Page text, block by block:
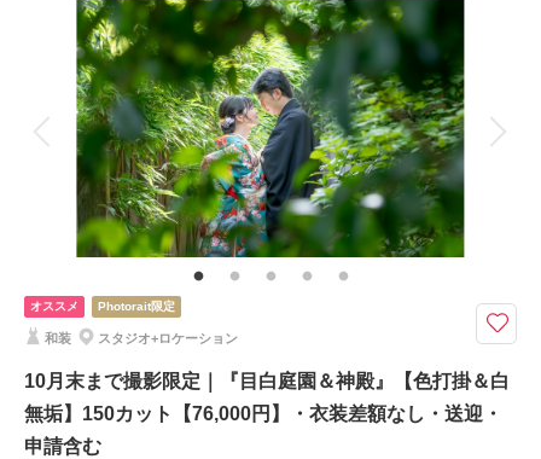
撮影料 新婦衣装1着 新郎衣装1着
着付け ヘアメイク 小物一式
アルバム データ 100 カット 台紙付写真
衣装追加 会食 挙式
家族と撮影 家族用衣装レンタル ペットと撮影
その他含むもの
館内スタジオにて金屏風前での正座の撮影が含まれます。ご新婦様ヘアスタ
イルは洋髪orかつら綿帽子orかつら角隠し（衣裳は差額なしで選べます）
目白庭園撮影申請料 ロケ地までの送迎 含む
10月末まで撮影限定！｜東京日本庭園『目白庭園』の和装撮影がなんと期
フォトレイトとインスタのみの取り扱い！
華雅苑練馬店限定 和装ロケーション【目白庭園】コミコ68,000円
【練馬限定目白庭園プラン】
オススメ Photorait限定
和装 スタジオ+ロケーション
10月末まで撮影限定｜『目白庭園＆神殿』【色打掛＆白
無垢】150カット【76,000円】・衣装差額なし・送迎・
申請含む